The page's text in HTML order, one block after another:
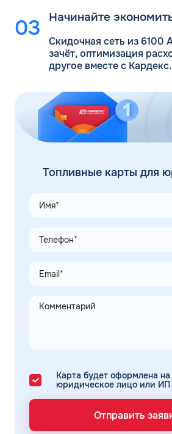
Начинайте
Скидочная сеть из 6100
зачёт, оптимизация
другое вместе с Кардекс.
Топливные карты для
Карта будет оформлена на
юридическое лицо или ИП
Отправить